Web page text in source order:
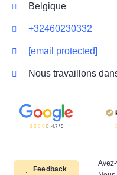
Belgique
+32460230332
[email protected]
Nous travaillons
4,7/ 5
Feedback